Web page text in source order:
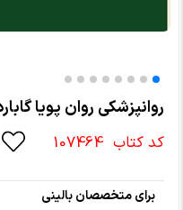
روانپزشکی روان پویا
کد کتاب 107464
برای متخصصان بالینی